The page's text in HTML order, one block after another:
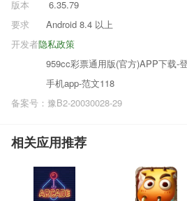
版本
6.35.79
要求
Android 8.4 以上
隐私政策
开发者
959cc彩票通用版(官方)APP下载-
手机app-范文118
备案号：豫B2-20030028-29
相关应用推荐